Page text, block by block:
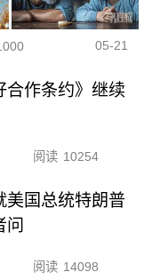
05-21
合作条约》继续
阅读 10254
美国总统特朗普
阅读 14098